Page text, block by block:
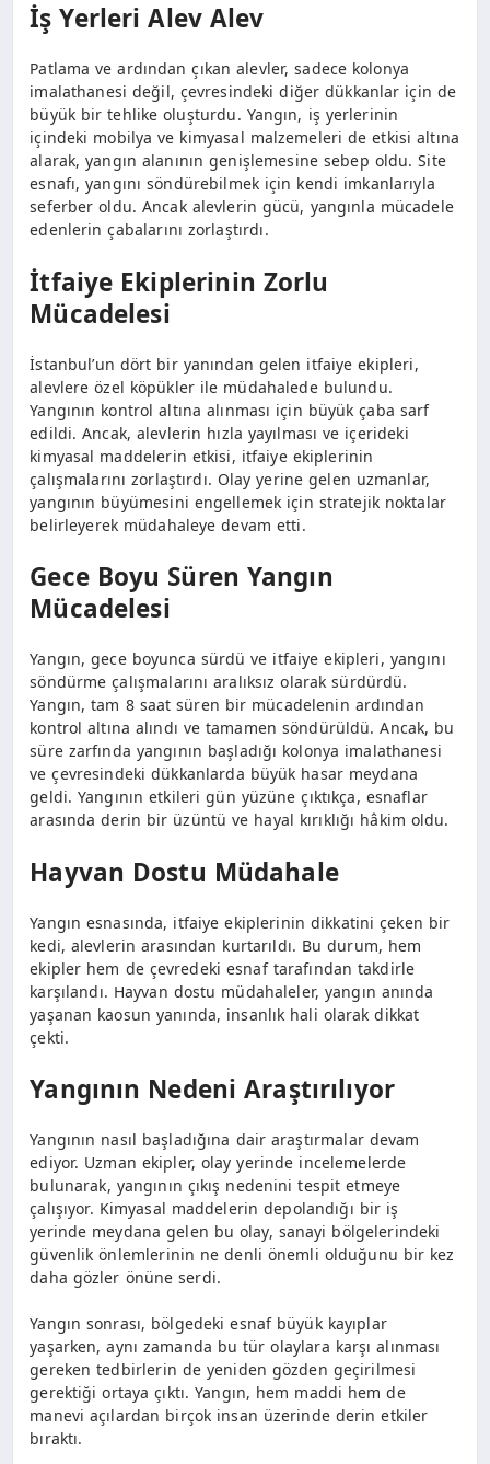
İş Yerleri Alev Alev
Patlama ve ardından çıkan alevler, sadece kolonya
imalathanesi değil, çevresindeki diğer dükkanlar için de
büyük bir tehlike oluşturdu. Yangın, iş yerlerinin
içindeki mobilya ve kimyasal malzemeleri de etkisi altına
alarak, yangın alanının genişlemesine sebep oldu. Site
esnafı, yangını söndürebilmek için kendi imkanlarıyla
seferber oldu. Ancak alevlerin gücü, yangınla mücadele
edenlerin çabalarını zorlaştırdı.
İtfaiye Ekiplerinin Zorlu
Mücadelesi
İstanbul’un dört bir yanından gelen itfaiye ekipleri,
alevlere özel köpükler ile müdahalede bulundu.
Yangının kontrol altına alınması için büyük çaba sarf
edildi. Ancak, alevlerin hızla yayılması ve içerideki
kimyasal maddelerin etkisi, itfaiye ekiplerinin
çalışmalarını zorlaştırdı. Olay yerine gelen uzmanlar,
yangının büyümesini engellemek için stratejik noktalar
belirleyerek müdahaleye devam etti.
Gece Boyu Süren Yangın
Mücadelesi
Yangın, gece boyunca sürdü ve itfaiye ekipleri, yangını
söndürme çalışmalarını aralıksız olarak sürdürdü.
Yangın, tam 8 saat süren bir mücadelenin ardından
kontrol altına alındı ve tamamen söndürüldü. Ancak, bu
süre zarfında yangının başladığı kolonya imalathanesi
ve çevresindeki dükkanlarda büyük hasar meydana
geldi. Yangının etkileri gün yüzüne çıktıkça, esnaflar
arasında derin bir üzüntü ve hayal kırıklığı hâkim oldu.
Hayvan Dostu Müdahale
Yangın esnasında, itfaiye ekiplerinin dikkatini çeken bir
kedi, alevlerin arasından kurtarıldı. Bu durum, hem
ekipler hem de çevredeki esnaf tarafından takdirle
karşılandı. Hayvan dostu müdahaleler, yangın anında
yaşanan kaosun yanında, insanlık hali olarak dikkat
çekti.
Yangının Nedeni Araştırılıyor
Yangının nasıl başladığına dair araştırmalar devam
ediyor. Uzman ekipler, olay yerinde incelemelerde
bulunarak, yangının çıkış nedenini tespit etmeye
çalışıyor. Kimyasal maddelerin depolandığı bir iş
yerinde meydana gelen bu olay, sanayi bölgelerindeki
güvenlik önlemlerinin ne denli önemli olduğunu bir kez
daha gözler önüne serdi.
Yangın sonrası, bölgedeki esnaf büyük kayıplar
yaşarken, aynı zamanda bu tür olaylara karşı alınması
gereken tedbirlerin de yeniden gözden geçirilmesi
gerektiği ortaya çıktı. Yangın, hem maddi hem de
manevi açılardan birçok insan üzerinde derin etkiler
bıraktı.